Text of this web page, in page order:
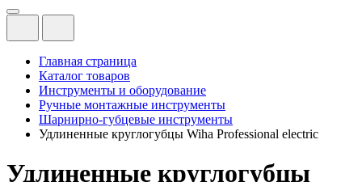
Главная страница
Каталог товаров
Инструменты и оборудование
Ручные монтажные инструменты
Шарнирно-губцевые инструменты
Удлиненные круглогубцы Wiha Professional electric
Удлиненные круглогубцы